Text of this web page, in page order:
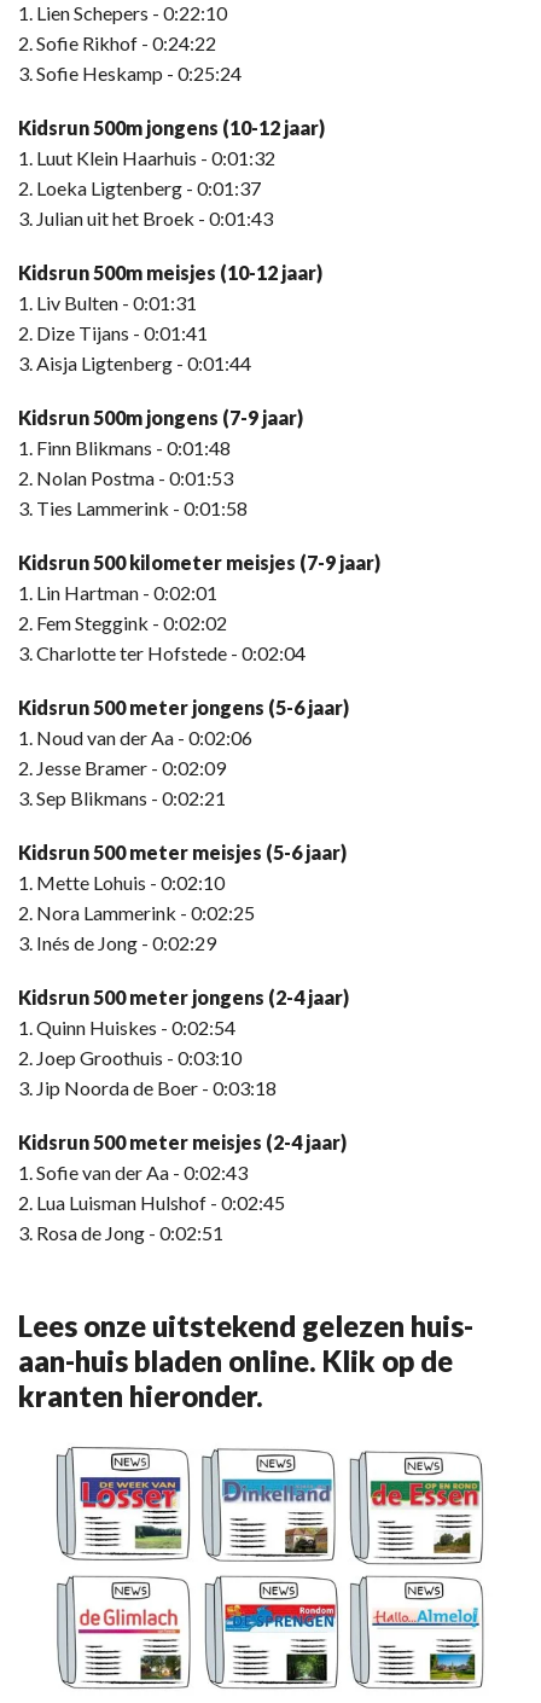
1. Lien Schepers - 0:22:10
2. Sofie Rikhof - 0:24:22
3. Sofie Heskamp - 0:25:24
Kidsrun 500m jongens (10-12 jaar)
1. Luut Klein Haarhuis - 0:01:32
2. Loeka Ligtenberg - 0:01:37
3. Julian uit het Broek - 0:01:43
Kidsrun 500m meisjes (10-12 jaar)
1. Liv Bulten - 0:01:31
2. Dize Tijans - 0:01:41
3. Aisja Ligtenberg - 0:01:44
Kidsrun 500m jongens (7-9 jaar)
1. Finn Blikmans - 0:01:48
2. Nolan Postma - 0:01:53
3. Ties Lammerink - 0:01:58
Kidsrun 500 kilometer meisjes (7-9 jaar)
1. Lin Hartman - 0:02:01
2. Fem Steggink - 0:02:02
3. Charlotte ter Hofstede - 0:02:04
Kidsrun 500 meter jongens (5-6 jaar)
1. Noud van der Aa - 0:02:06
2. Jesse Bramer - 0:02:09
3. Sep Blikmans - 0:02:21
Kidsrun 500 meter meisjes (5-6 jaar)
1. Mette Lohuis - 0:02:10
2. Nora Lammerink - 0:02:25
3. Inés de Jong - 0:02:29
Kidsrun 500 meter jongens (2-4 jaar)
1. Quinn Huiskes - 0:02:54
2. Joep Groothuis - 0:03:10
3. Jip Noorda de Boer - 0:03:18
Kidsrun 500 meter meisjes (2-4 jaar)
1. Sofie van der Aa - 0:02:43
2. Lua Luisman Hulshof - 0:02:45
3. Rosa de Jong - 0:02:51
Lees onze uitstekend gelezen huis-
aan-huis bladen online. Klik op de
kranten hieronder.